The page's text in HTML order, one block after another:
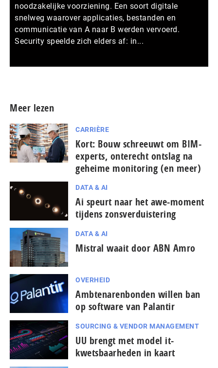
noodzakelijke voorziening. Een soort digitale
snelweg waarover applicaties, bestanden en
communicatie van A naar B werden vervoerd.
Security speelde zich elders af: in...
Meer lezen
CARRIÈRE
Kort: Bouw schreeuwt om BIM-
experts, onterecht ontslag na
geheime monitoring (en meer)
DATA & AI
Ai speurt naar het awe-moment
tijdens zonsverduistering
DATA & AI
Mistral waait door ABN Amro
OVERHEID
Ambtenarenbonden willen ban
op software van Palantir
SOURCING & VENDOR MANAGEMENT
UU brengt met model it-
kwetsbaarheden in kaart